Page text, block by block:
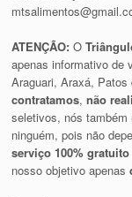
ATENÇÃO: O
apenas informativo de
Araguari, Araxá,
contratamos,não
seletivos, nós também
ninguém, pois não
serviço 100% gratuito
nosso objetivo apenas